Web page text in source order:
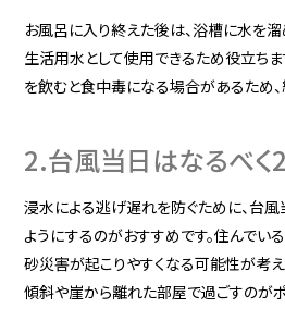
お風呂に入り終えた後は、浴槽に水を溜
生活用水として使用できるため役立ちま
を飲むと食中毒になる場合があるため
2.台風当日はなるべく
浸水による逃げ遅れを防ぐために、台
ようにするのがおすすめです。住んでい
砂災害が起こりやすくなる可能性が考え
傾斜や崖から離れた部屋で過ごすのがポ